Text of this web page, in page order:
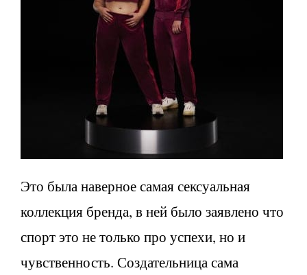
Это была наверное самая сексуальная
коллекция бренда, в ней было заявлено что
спорт это не только про успехи, но и
чувственность. Создательница сама